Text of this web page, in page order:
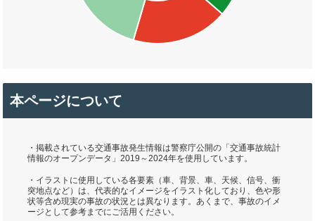
本ページについて
・掲載されている交通事故発生情報は警察庁公開の「交通事故統計
情報のオープンデータ」2019～2024年を使用しています。
・イラストに使用している各要素（車、背景、車、天候、信号、衝
突地点など）は、代表的なイメージをイラスト化しており、色や形
状等含め現実の事故の状況とは異なります。あくまで、事故のイメ
ージとして参考までにご活用ください。